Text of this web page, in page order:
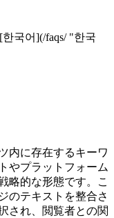
[한국어](/faqs/ "한국
内に存在するキーワ
やプラットフォーム
略的な形態です。こ
のテキストを整合さ
され、閲覧者との関